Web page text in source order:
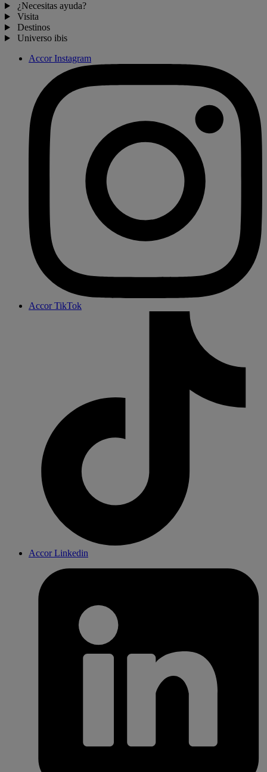
¿Necesitas ayuda?
Visita
Destinos
Universo ibis
Accor Instagram
Accor TikTok
Accor Linkedin